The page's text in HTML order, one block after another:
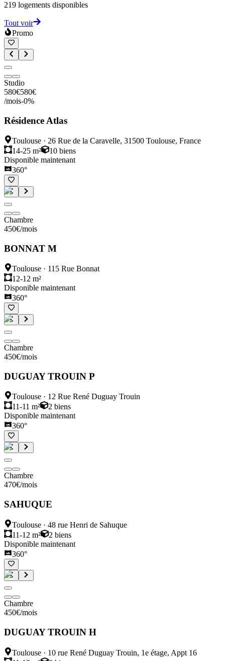
219 logements disponibles
Tout voir
Promo
Studio
580€580€
/mois-0%
Résidence Atlas
Toulouse · 26 Rue de la Caravelle, 31500 Toulouse, France
14-25 m²
10 biens
Disponible maintenant
360°
Chambre
450€/mois
BONNAT M
Toulouse · 115 Rue Bonnat
12-12 m²
Disponible maintenant
360°
Chambre
450€/mois
DUGUAY TROUIN P
Toulouse · 12 Rue René Duguay Trouin
11-11 m²
2 biens
Disponible maintenant
360°
Chambre
470€/mois
SAHUQUE
Toulouse · 48 rue Henri de Sahuque
11-12 m²
2 biens
Disponible maintenant
360°
Chambre
450€/mois
DUGUAY TROUIN H
Toulouse · 10 rue René Duguay Trouin, 1e étage, Appt 16